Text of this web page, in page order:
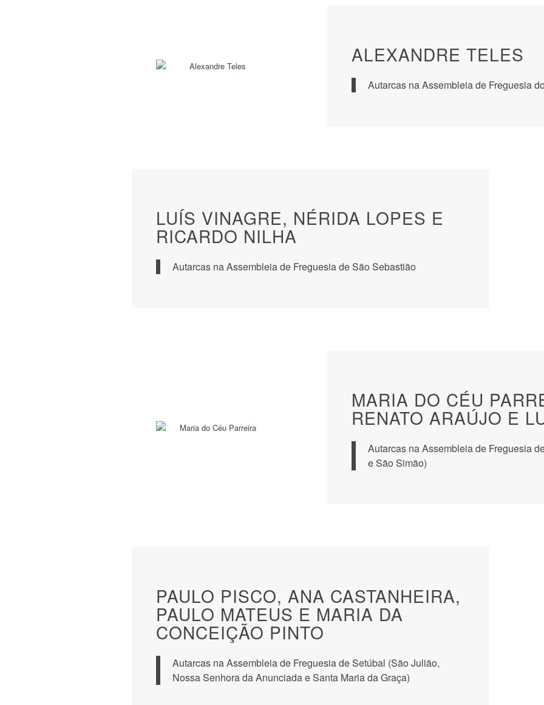
ALEXANDRE TELES
Autarcas na Assembleia de Freguesia
LUÍS VINAGRE, NÉRIDA LOPES E
RICARDO NILHA
Autarcas na Assembleia de Freguesia de São Sebastião
MARIA DO CÉU
RENATO ARAÚJO E
Autarcas na Assembleia de Freguesia
e São Simão)
PAULO PISCO, ANA CASTANHEIRA,
PAULO MATEUS E MARIA DA
CONCEIÇÃO PINTO
Autarcas na Assembleia de Freguesia de Setúbal (São Julião,
Nossa Senhora da Anunciada e Santa Maria da Graça)